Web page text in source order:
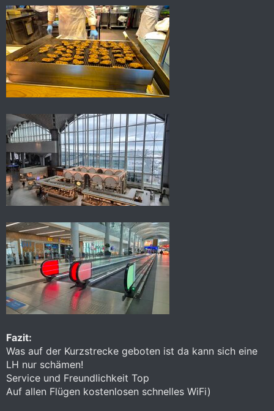
Fazit:
Was auf der Kurzstrecke geboten ist da kann sich eine
LH nur schämen!
Service und Freundlichkeit Top
Auf allen Flügen kostenlosen schnelles WiFi)